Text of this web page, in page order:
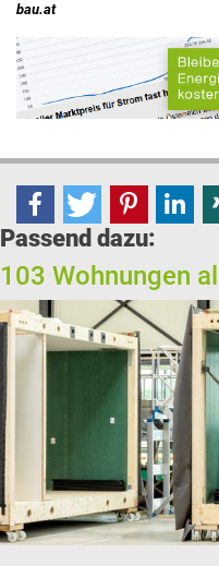
bau.at
Passend dazu:
103 Wohnungen